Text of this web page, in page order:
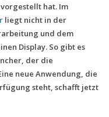
hat. Im
liegt nicht in der
und dem
Display. So gibt es
der die
neue Anwendung, die
steht, schafft jetzt